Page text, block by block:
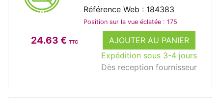
24.63 € TTC
AJOUTER AU PANIER
Expédition sous 3-4 jours
Dès reception fournisseur
Référence Web : 184383
Position sur la vue éclatée : 175